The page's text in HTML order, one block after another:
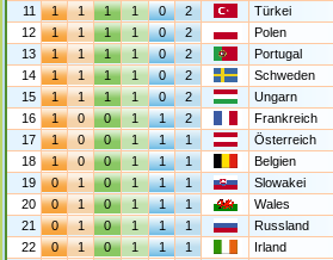
11
1 1 1 1 0 2 Türkei
12
1 1 1 1 0 2 Polen
13
1 1 1 1 0 2 Portugal
14
1 1 1 1 0 2 Schweden
15
1 1 1 1 0 2 Ungarn
16
1 0 0 1 1 2 Frankreich
17
1 0 0 1 1 1 Österreich
18
1 0 0 1 1 1 Belgien
19
0 1 0 1 1 1 Slowakei
20
0 1 0 1 1 1 Wales
21
0 1 0 1 1 1 Russland
22
0 1 0 1 1 1 Irland